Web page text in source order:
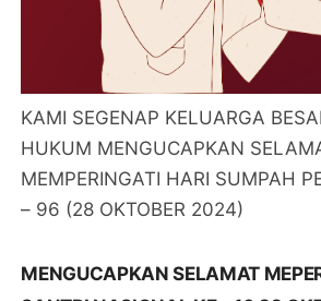
KAMI SEGENAP KELUARGA
HUKUM MENGUCAPKAN
MEMPERINGATI HARI SUMPAH
– 96 (28 OKTOBER 2024)
MENGUCAPKAN SELAMAT